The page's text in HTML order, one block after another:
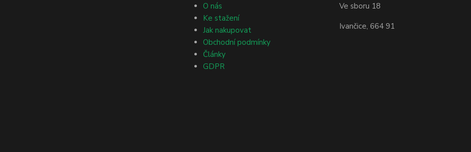
O nás
Ke stažení
Jak nakupovat
Obchodní podmínky
Články
GDPR
Ve sboru 18
Ivančice, 664 91